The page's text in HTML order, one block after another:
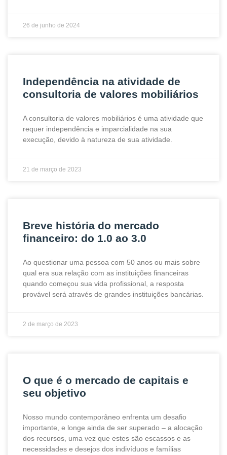
26 de junho de 2024
Independência na atividade de
consultoria de valores mobiliários
A consultoria de valores mobiliários é uma atividade que
requer independência e imparcialidade na sua
execução, devido à natureza de sua atividade.
21 de março de 2023
Breve história do mercado
financeiro: do 1.0 ao 3.0
Ao questionar uma pessoa com 50 anos ou mais sobre
qual era sua relação com as instituições financeiras
quando começou sua vida profissional, a resposta
provável será através de grandes instituições bancárias.
2 de março de 2023
O que é o mercado de capitais e
seu objetivo
Nosso mundo contemporâneo enfrenta um desafio
importante, e longe ainda de ser superado – a alocação
dos recursos, uma vez que estes são escassos e as
necessidades e desejos dos indivíduos e famílias